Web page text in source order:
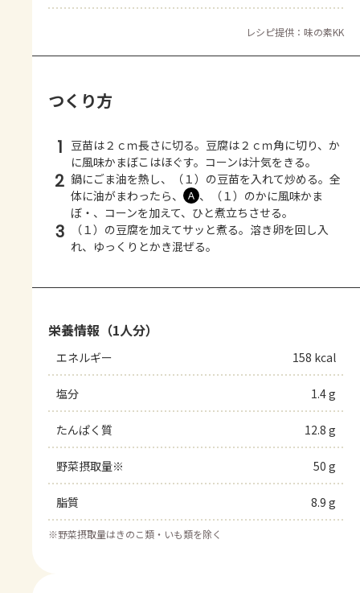
レシピ提供：味の素KK
つくり方
1 豆苗は２ｃｍ長さに切る。豆腐は２ｃｍ角に切り、か
に風味かまぼこはほぐす。コーンは汁気をきる。
2 鍋にごま油を熱し、（１）の豆苗を入れて炒める。全
体に油がまわったら、
Ａ 、（１）のかに風味かま
ぼ・、コーンを加えて、ひと煮立ちさせる。
3
（１）の豆腐を加えてサッと煮る。溶き卵を回し入
れ、ゆっくりとかき混ぜる。
栄養情報（1人分）
エネルギー 158 kcal
塩分 1.4 g
たんぱく質 12.8 g
野菜摂取量※ 50 g
脂質 8.9 g
※野菜摂取量はきのこ類・いも類を除く